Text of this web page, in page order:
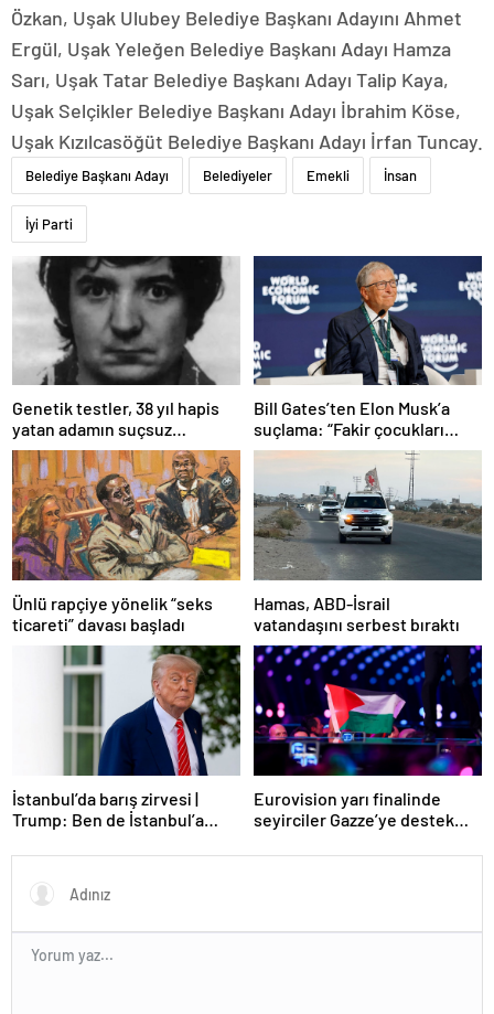
Özkan, Uşak Ulubey Belediye Başkanı Adayını Ahmet
Ergül, Uşak Yeleğen Belediye Başkanı Adayı Hamza
Sarı, Uşak Tatar Belediye Başkanı Adayı Talip Kaya,
Uşak Selçikler Belediye Başkanı Adayı İbrahim Köse,
Uşak Kızılcasöğüt Belediye Başkanı Adayı İrfan Tuncay.
Belediye Başkanı Adayı Belediyeler Emekli İnsan
İyi Parti
Genetik testler, 38 yıl hapis
yatan adamın suçsuz
olduğunu ortaya çıkardı
Bill Gates’ten Elon Musk’a
suçlama: “Fakir çocukları
öldürdü”
Ünlü rapçiye yönelik “seks
ticareti” davası başladı
Hamas, ABD-İsrail
vatandaşını serbest bıraktı
İstanbul’da barış zirvesi |
Trump: Ben de İstanbul’a
Eurovision yarı finalinde
seyirciler Gazze’ye destek